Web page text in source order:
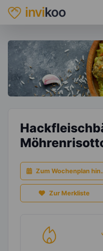
invikoo
Zum Wochenplan
Zur Merkliste